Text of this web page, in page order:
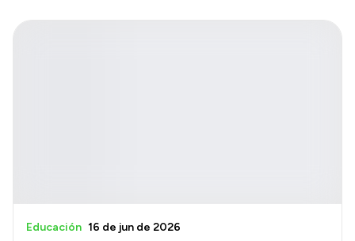
Autoridades
Correo oficial
Educación 16 de jun de 2026